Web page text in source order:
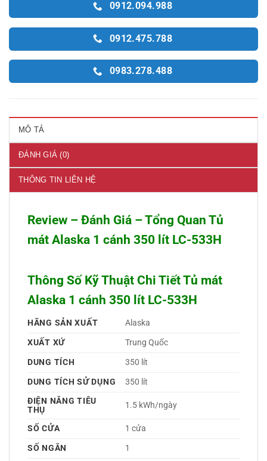
0912.094.988
0912.475.788
0983.278.488
MÔ TẢ
ĐÁNH GIÁ (0)
THÔNG TIN LIÊN HỆ
Review – Đánh Giá – Tổng Quan Tủ
mát Alaska 1 cánh 350 lít LC-533H
Thông Số Kỹ Thuật Chi Tiết Tủ mát
Alaska 1 cánh 350 lít LC-533H
HÃNG SẢN XUẤT
Alaska
XUẤT XỨ
Trung Quốc
DUNG TÍCH
350 lít
DUNG TÍCH SỬ DỤNG
350 lít
ĐIỆN NĂNG TIÊU
THỤ
1.5 kWh/ngày
SỐ CỬA
1 cửa
SỐ NGĂN
1